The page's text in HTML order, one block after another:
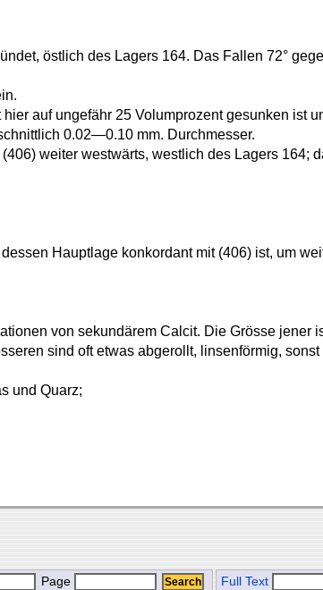
östlich des Lagers 164. Das Fallen 72°
auf ungefähr 25 Volumprozent gesunken ist
0.02—0.10 mm. Durchmesser.
weiter westwärts, westlich des Lagers 164;
Hauptlage konkordant mit (406) ist, um
von sekundärem Calcit. Die Grösse jener
sind oft etwas abgerollt, linsenförmig,
und Quarz;
Page Full Text